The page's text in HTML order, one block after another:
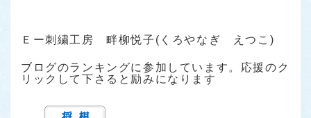
Ｅー刺繍工房 畔柳悦子(くろやなぎ えつこ)
ブログのランキングに参加しています。応援のク
リックして下さると励みになります